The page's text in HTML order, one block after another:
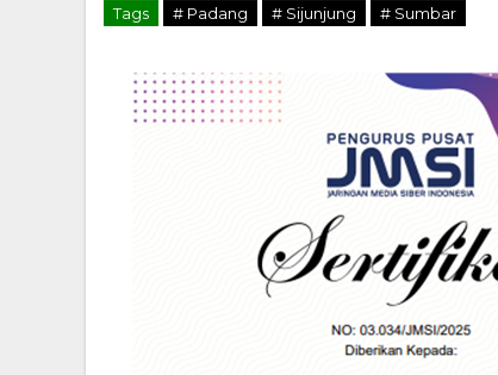
Tags # Padang # Sijunjung # Sumbar